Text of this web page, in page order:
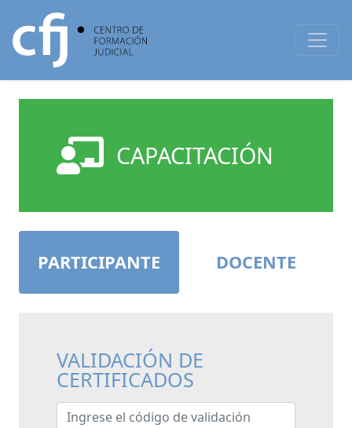
CAPACITACIÓN
PARTICIPANTE DOCENTE
VALIDACIÓN DE
CERTIFICADOS
Ingrese el código de validación